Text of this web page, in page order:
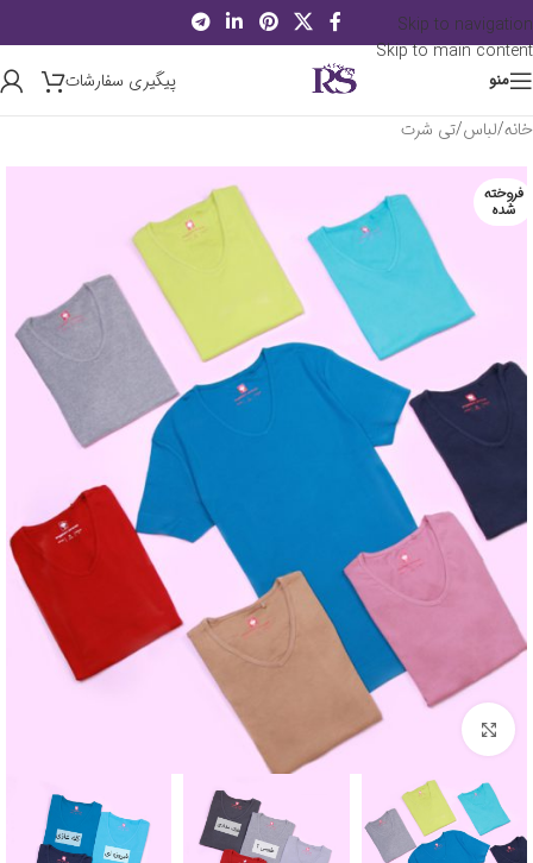
Skip to navigation
Skip to main content
منو
پیگیری سفارشات
خانه/لباس/تی شرت
فروخته
شده
برای بزرگنمایی کلیک کنید